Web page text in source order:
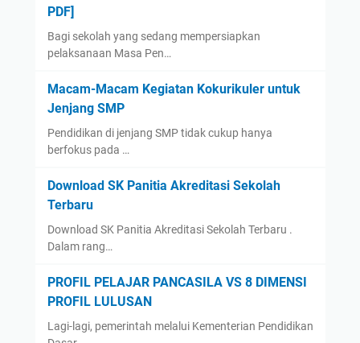
PDF]
Bagi sekolah yang sedang mempersiapkan
pelaksanaan Masa Pen…
Macam-Macam Kegiatan Kokurikuler untuk
Jenjang SMP
Pendidikan di jenjang SMP tidak cukup hanya
berfokus pada …
Download SK Panitia Akreditasi Sekolah
Terbaru
Download SK Panitia Akreditasi Sekolah Terbaru .
Dalam rang…
PROFIL PELAJAR PANCASILA VS 8 DIMENSI
PROFIL LULUSAN
Lagi-lagi, pemerintah melalui Kementerian Pendidikan